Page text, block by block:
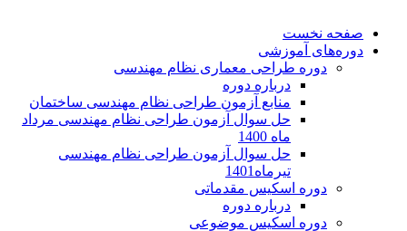
صفحه نخست
دوره‌های آموزشی
دوره طراحی معماری نظام مهندسی
درباره دوره
منابع آزمون طراحی نظام مهندسی ساختمان
حل سوال آزمون طراحی نظام مهندسی مرداد
ماه 1400
حل سوال آزمون طراحی نظام مهندسی
تیرماه1401
دوره اسکیس مقدماتی
درباره دوره
دوره اسکیس موضوعی